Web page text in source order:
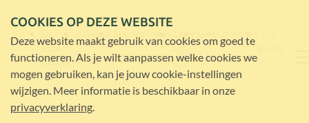
Jane
Goodall
ons
COOKIES OP DEZE WEBSITE
Deze website maakt gebruik van cookies om goed te
functioneren. Als je wilt aanpassen welke cookies we
mogen gebruiken, kan je jouw cookie-instellingen
wijzigen. Meer informatie is beschikbaar in onze
privacyverklaring.